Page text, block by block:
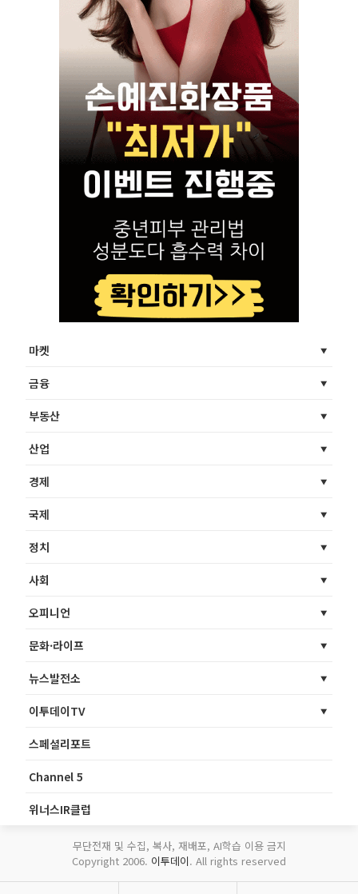
마켓
금융
부동산
산업
경제
국제
정치
사회
오피니언
문화·라이프
뉴스발전소
이투데이TV
스페셜리포트
Channel 5
위너스IR클럽
무단전재 및 수집, 복사, 재배포, AI학습 이용 금지
Copyright 2006. 이투데이. All rights reserved